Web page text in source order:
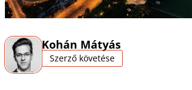
Kohán Mátyás
Szerző követése